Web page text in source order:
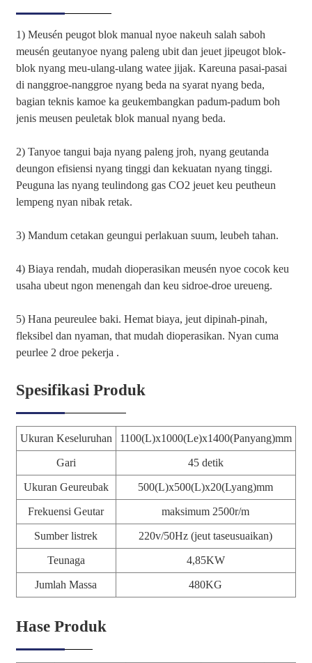
1) Meusén peugot blok manual nyoe nakeuh salah saboh
meusén geutanyoe nyang paleng ubit dan jeuet jipeugot blok-
blok nyang meu-ulang-ulang watee jijak. Kareuna pasai-pasai
di nanggroe-nanggroe nyang beda na syarat nyang beda,
bagian teknis kamoe ka geukembangkan padum-padum boh
jenis meusen peuletak blok manual nyang beda.
2) Tanyoe tangui baja nyang paleng jroh, nyang geutanda
deungon efisiensi nyang tinggi dan kekuatan nyang tinggi.
Peuguna las nyang teulindong gas CO2 jeuet keu peutheun
lempeng nyan nibak retak.
3) Mandum cetakan geungui perlakuan suum, leubeh tahan.
4) Biaya rendah, mudah dioperasikan meusén nyoe cocok keu
usaha ubeut ngon menengah dan keu sidroe-droe ureueng.
5) Hana peureulee baki. Hemat biaya, jeut dipinah-pinah,
fleksibel dan nyaman, that mudah dioperasikan. Nyan cuma
peurlee 2 droe pekerja .
Spesifikasi Produk
Ukuran Keseluruhan 1100(L)x1000(Le)x1400(Panyang)mm
Gari 45 detik
Ukuran Geureubak 500(L)x500(L)x20(Lyang)mm
Frekuensi Geutar maksimum 2500r/m
Sumber listrek 220v/50Hz (jeut taseusuaikan)
Teunaga 4,85KW
Jumlah Massa 480KG
Hase Produk